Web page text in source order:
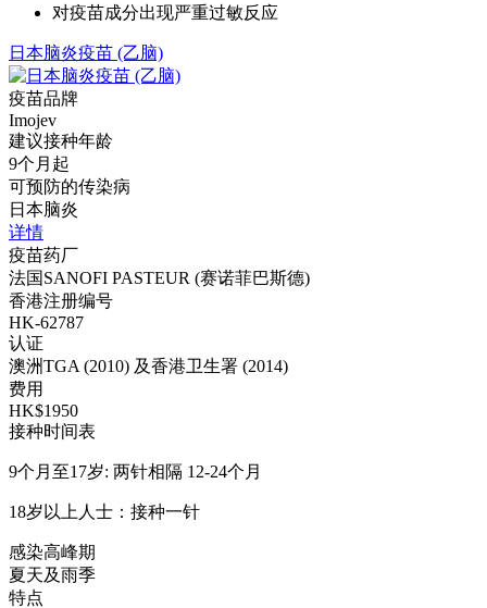
对疫苗成分出现严重过敏反应
日本脑炎疫苗 (乙脑)
疫苗品牌
Imojev
建议接种年龄
9个月起
可预防的传染病
日本脑炎
详情
疫苗药厂
法国SANOFI PASTEUR (赛诺菲巴斯德)
香港注册编号
HK-62787
认证
澳洲TGA (2010) 及香港卫生署 (2014)
费用
HK$1950
接种时间表
9个月至17岁: 两针相隔 12-24个月
18岁以上人士：接种一针
感染高峰期
夏天及雨季
特点